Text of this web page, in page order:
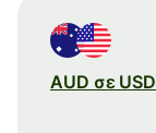
AUD σε USD